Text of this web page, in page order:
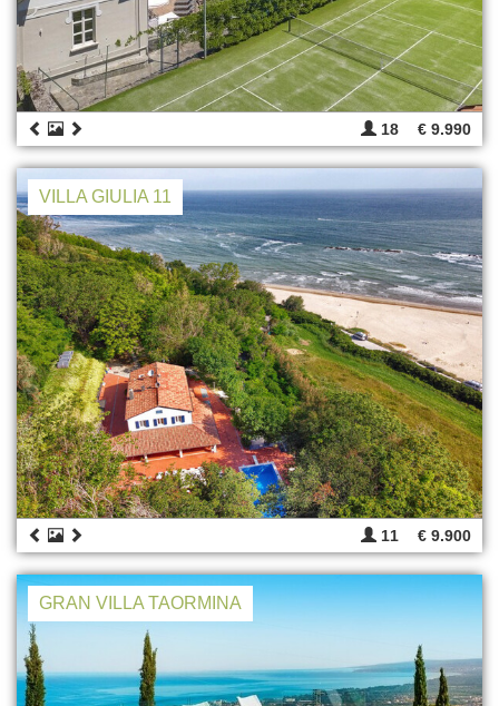
18 € 9.990
VILLA GIULIA 11
11 € 9.900
GRAN VILLA TAORMINA